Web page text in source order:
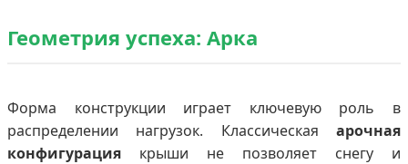
Геометрия успеха: Арка
Форма конструкции играет ключевую роль в
распределении нагрузок. Классическая арочная
конфигурация крыши не позволяет снегу и